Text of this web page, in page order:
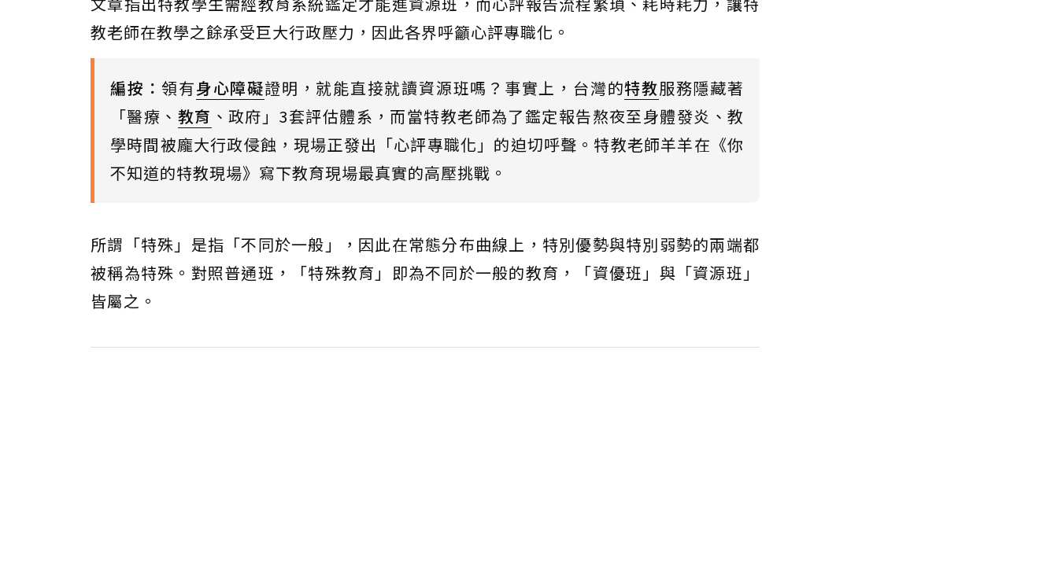
教老師在教學之餘承受巨大行政壓力，因此各界呼籲心評專職化。
編按：領有身心障礙證明，就能直接就讀資源班嗎？事實上，台灣的特教服務隱藏著
「醫療、 教育 、政府」3套評估體系，而當特教老師為了鑑定報告熬夜至身體發炎、教
學時間被龐大行政侵蝕，現場正發出「心評專職化」的迫切呼聲。特教老師羊羊在《你
不知道的特教現場》寫下教育現場最真實的高壓挑戰。
所謂「特殊」是指「不同於一般」，因此在常態分布曲線上，特別優勢與特別弱勢的兩端都
被稱為特殊。對照普通班，「特殊教育」即為不同於一般的教育，「資優班」與「資源班」
皆屬之。